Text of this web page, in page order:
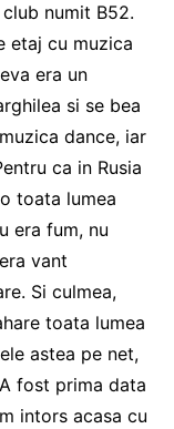
numit B52.
etaj cu muzica
era un
si se bea
dance, iar
ca in Rusia
toata lumea
era fum, nu
vant
Si culmea,
toata lumea
astea pe net,
fost prima data
intors acasa cu